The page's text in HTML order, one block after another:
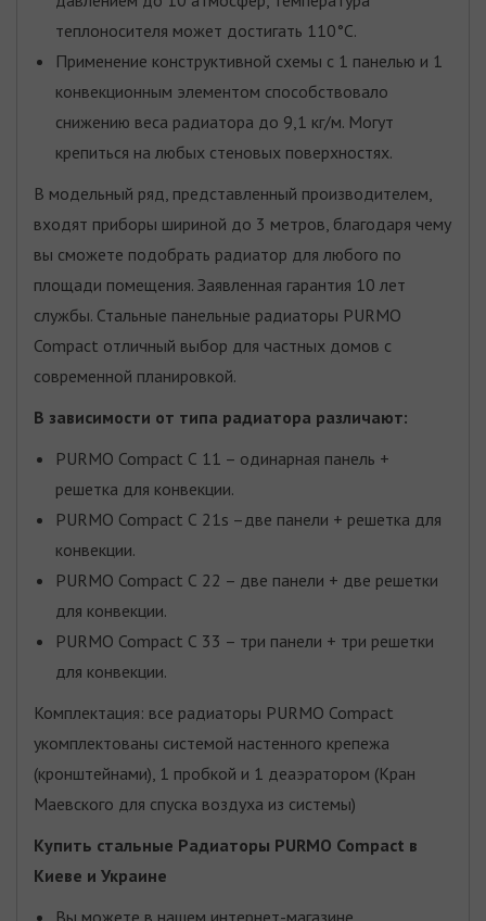
теплоносителя может достигать 110°С.
Применение конструктивной схемы с 1 панелью и 1
конвекционным элементом способствовало
снижению веса радиатора до 9,1 кг/м. Могут
крепиться на любых стеновых поверхностях.
В модельный ряд, представленный производителем,
входят приборы шириной до 3 метров, благодаря чему
вы сможете подобрать радиатор для любого по
площади помещения. Заявленная гарантия 10 лет
службы. Стальные панельные радиаторы PURMO
Compact отличный выбор для частных домов с
современной планировкой.
В зависимости от типа радиатора различают:
PURMO Compact С 11 – одинарная панель +
решетка для конвекции.
PURMO Compact С 21s –две панели + решетка для
конвекции.
PURMO Compact С 22 – две панели + две решетки
для конвекции.
PURMO Compact С 33 – три панели + три решетки
для конвекции.
Комплектация: все радиаторы PURMO Compact
укомплектованы системой настенного крепежа
(кронштейнами), 1 пробкой и 1 деаэратором (Кран
Маевского для спуска воздуха из системы)
Купить стальные Радиаторы PURMO Compact в
Киеве и Украине
Вы можете в нашем интернет-магазине